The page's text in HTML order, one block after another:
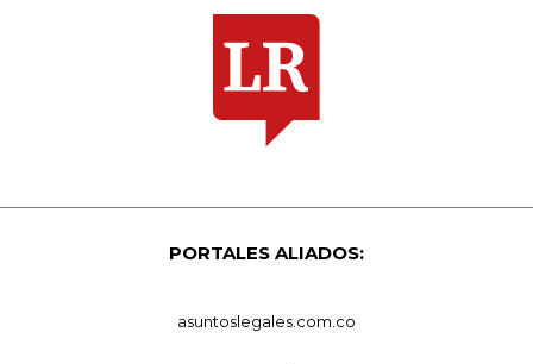
PORTALES ALIADOS:
asuntoslegales.com.co